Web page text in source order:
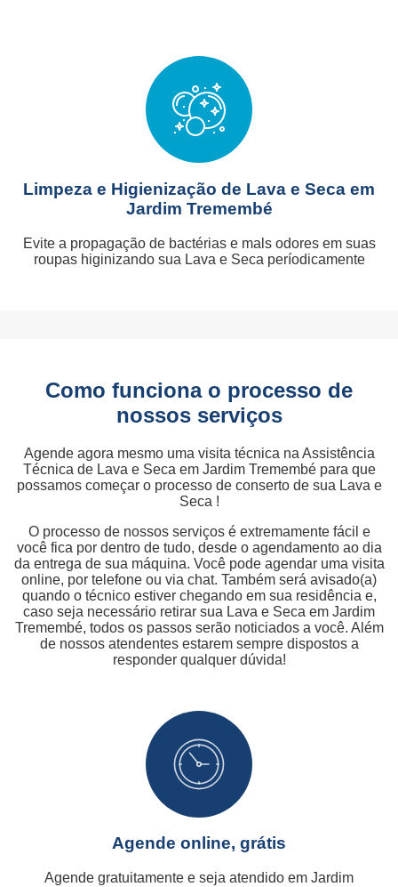
Limpeza e Higienização de Lava e Seca em
Jardim Tremembé
Evite a propagação de bactérias e mals odores em suas
roupas higinizando sua Lava e Seca períodicamente
Como funciona o processo de
nossos serviços
Agende agora mesmo uma visita técnica na Assistência
Técnica de Lava e Seca em Jardim Tremembé para que
possamos começar o processo de conserto de sua Lava e
Seca !
O processo de nossos serviços é extremamente fácil e
você fica por dentro de tudo, desde o agendamento ao dia
da entrega de sua máquina. Você pode agendar uma visita
online, por telefone ou via chat. Também será avisado(a)
quando o técnico estiver chegando em sua residência e,
caso seja necessário retirar sua Lava e Seca em Jardim
Tremembé, todos os passos serão noticiados a você. Além
de nossos atendentes estarem sempre dispostos a
responder qualquer dúvida!
Agende online, grátis
Agende gratuitamente e seja atendido em Jardim